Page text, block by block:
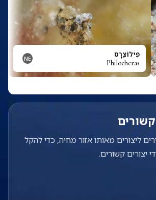
פִילוֹצֵרָס
Philocheras
NE
ליצורים מאותו אזור מחיה, כדי להקל
יצורים קשורים.